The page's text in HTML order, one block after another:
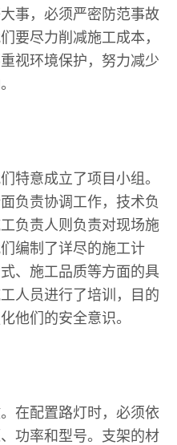
事，必须严密防范事故
要尽力削减施工成本，
视环境保护，努力减少
特意成立了项目小组。
负责协调工作，技术负
负责人则负责对现场施
编制了详尽的施工计
、施工品质等方面的具
人员进行了培训，目的
他们的安全意识。
在配置路灯时，必须依
功率和型号。支架的材